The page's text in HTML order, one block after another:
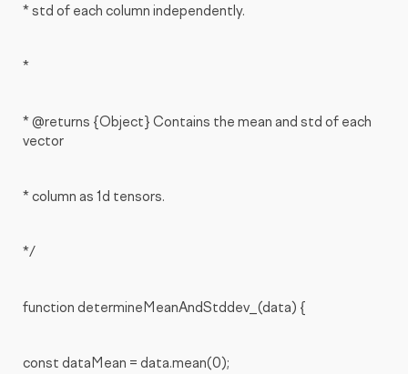
* std of each column independently.
*
* @returns {Object} Contains the mean and std of each
vector
* column as 1d tensors.
*/
function determineMeanAndStddev_(data) {
const dataMean = data.mean(0);